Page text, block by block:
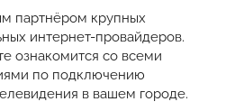
партнёром крупных
интернет-провайдеров.
ознакомится со всеми
по подключению
в вашем городе.